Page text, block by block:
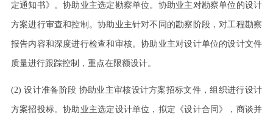
定通知书》。协助业主选定勘察单位。协助业主对勘察单位的设计
方案进行审查和控制。协助业主针对不同的勘察阶段，对工程勘察
报告内容和深度进行检查和审核。协助业主对设计单位的设计文件
质量进行跟踪控制，重点在限额设计。
(2)设计准备阶段 协助业主审核设计方案招标文件，组织进行设计
方案招投标。协助业主选定设计单位，拟定《设计合同》，商谈并